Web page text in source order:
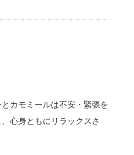
カモミールは不安・緊張を
心身ともにリラックスさ